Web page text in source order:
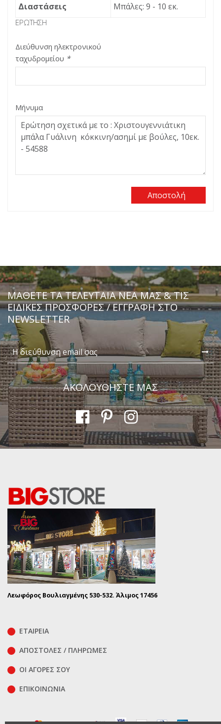
Διαστάσεις Μπάλες: 9 - 10 εκ.
ΕΡΏΤΗΣΗ
Διεύθυνση ηλεκτρονικού
ταχυδρομείου *
Μήνυμα
Αποστολή
ΜΆΘΕΤΕ ΤΑ ΤΕΛΕΥΤΑΊΑ ΝΈΑ ΜΑΣ & ΤΙΣ
ΕΙΔΙΚΈΣ ΠΡΟΣΦΟΡΈΣ / ΕΓΓΡΑΦΗ ΣΤΟ
NEWSLETTER
ΑΚΟΛΟΥΘΗΣΤΕ ΜΑΣ
Λεωφόρος Βουλιαγμένης 530-532. Άλιμος 17456
ΕΤΑΙΡΕΙΑ
ΑΠΟΣΤΟΛΕΣ / ΠΛΗΡΩΜΕΣ
ΟΙ ΑΓΟΡΕΣ ΣΟΥ
ΕΠΙΚΟΙΝΩΝΊΑ